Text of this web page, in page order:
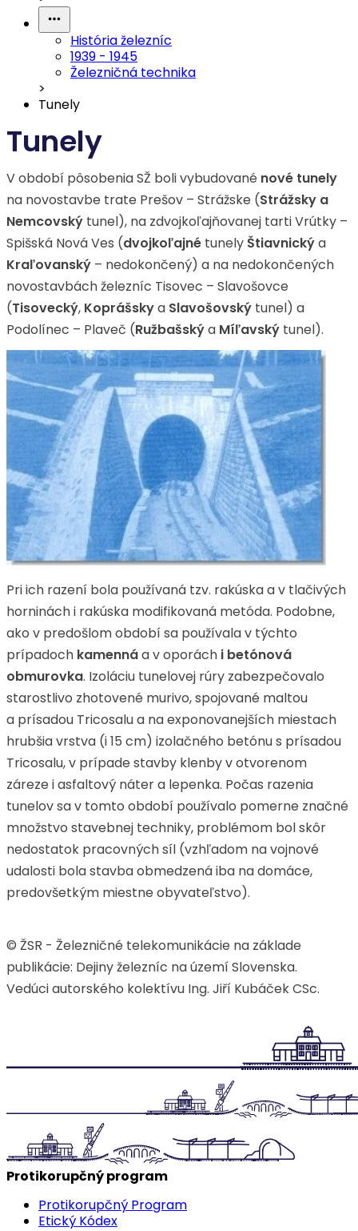
História železníc
1939 - 1945
Železničná technika
>
Tunely
Tunely
V období pôsobenia SŽ boli vybudované nové tunely
na novostavbe trate Prešov – Strážske (Strážsky a
Nemcovský tunel), na zdvojkoľajňovanej tarti Vrútky –
Spišská Nová Ves (dvojkoľajné tunely Štiavnickýa
Kraľovanský – nedokončený) a na nedokončených
novostavbách železníc Tisovec – Slavošovce
(Tisovecký, Koprášskya Slavošovský tunel) a
Podolínec – Plaveč (Ružbašskýa Míľavský tunel).
Pri ich razení bola používaná tzv. rakúska a v tlačivých
horninách i rakúska modifikovaná metóda. Podobne,
ako v predošlom období sa používala v týchto
prípadoch kamennáa v oporách i betónová
obmurovka. Izoláciu tunelovej rúry zabezpečovalo
starostlivo zhotovené murivo, spojované maltou
a prísadou Tricosalu a na exponovanejších miestach
hrubšia vrstva (i 15 cm) izolačného betónu s prísadou
Tricosalu, v prípade stavby klenby v otvorenom
záreze i asfaltový náter a lepenka. Počas razenia
tunelov sa v tomto období používalo pomerne značné
množstvo stavebnej techniky, problémom bol skôr
nedostatok pracovných síl (vzhľadom na vojnové
udalosti bola stavba obmedzená iba na domáce,
predovšetkým miestne obyvateľstvo).
© ŽSR - Železničné telekomunikácie na základe
publikácie: Dejiny železníc na území Slovenska.
Vedúci autorského kolektívu Ing. Jiří Kubáček CSc.
Protikorupčný program
Protikorupčný Program
Etický Kódex